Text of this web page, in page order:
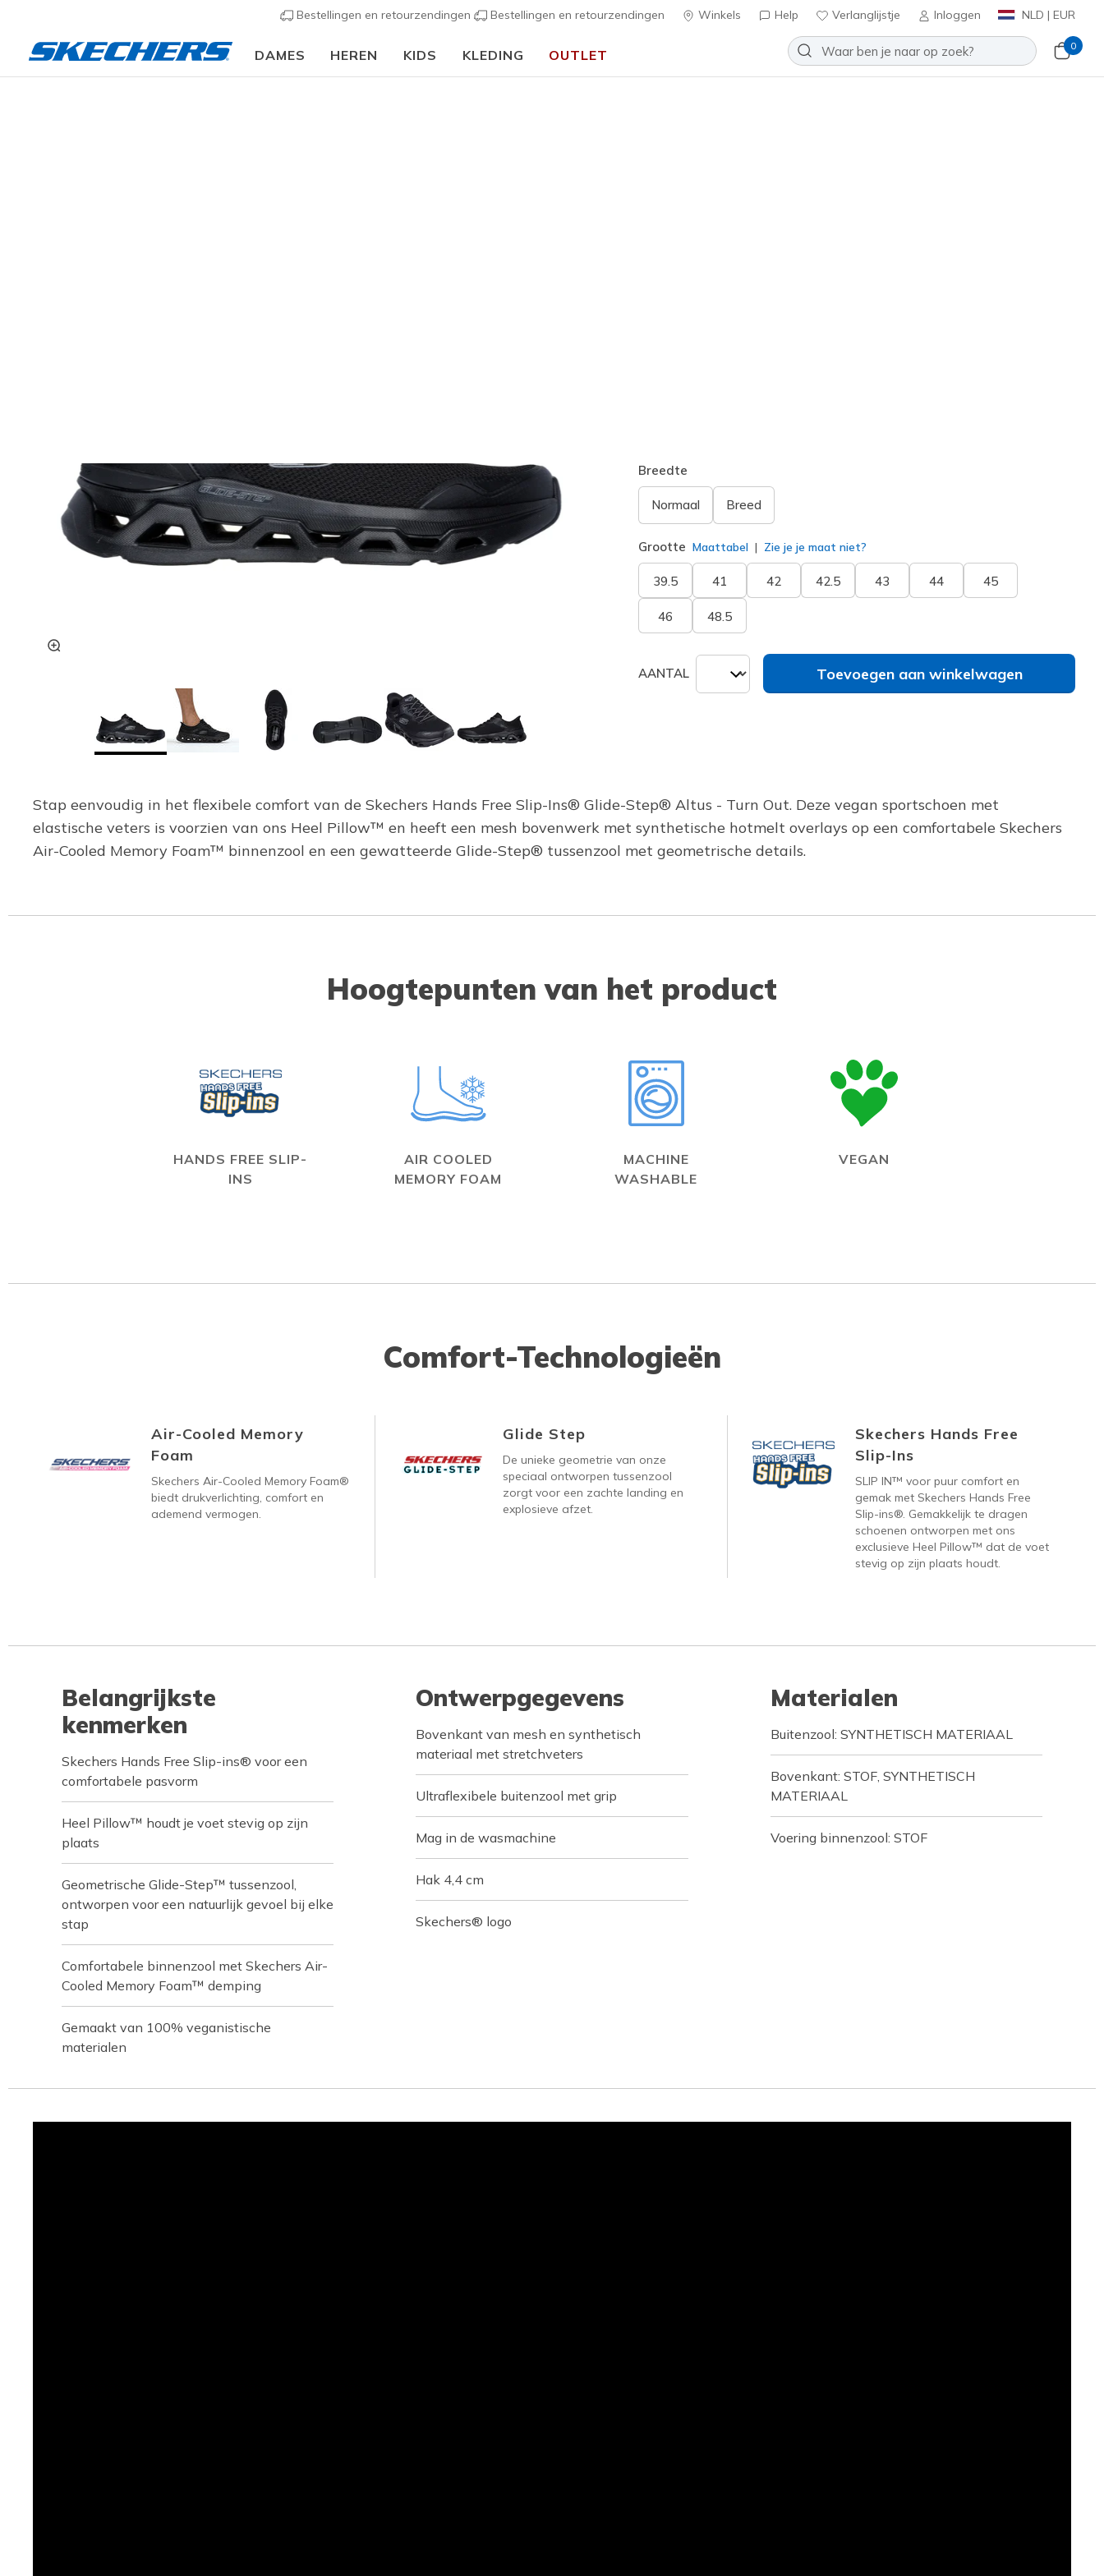
Bestellingen en retourzendingen Bestellingen en retourzendingen Winkels Help Verlanglijstje Inloggen NLD | EUR
DAMES HEREN KIDS KLEDING OUTLET
0
Breedte
Normaal Breed
Grootte Maattabel Zie je je maat niet?
39.5 41 42 42.5 43 44 45
46 48.5
AANTAL Toevoegen aan winkelwagen
Stap eenvoudig in het flexibele comfort van de Skechers Hands Free Slip-Ins® Glide-Step® Altus - Turn Out. Deze vegan sportschoen met
elastische veters is voorzien van ons Heel Pillow™ en heeft een mesh bovenwerk met synthetische hotmelt overlays op een comfortabele Skechers
Air-Cooled Memory Foam™ binnenzool en een gewatteerde Glide-Step® tussenzool met geometrische details.
Hoogtepunten van het product
HANDS FREE SLIP-
INS
AIR COOLED
MEMORY FOAM
MACHINE
WASHABLE
VEGAN
Comfort-Technologieën
Air-Cooled Memory
Foam
Skechers Air-Cooled Memory Foam®
biedt drukverlichting, comfort en
ademend vermogen.
Glide Step
De unieke geometrie van onze
speciaal ontworpen tussenzool
zorgt voor een zachte landing en
explosieve afzet.
Skechers Hands Free
Slip-Ins
SLIP IN™ voor puur comfort en
gemak met Skechers Hands Free
Slip-ins®. Gemakkelijk te dragen
schoenen ontworpen met ons
exclusieve Heel Pillow™ dat de voet
stevig op zijn plaats houdt.
Belangrijkste
kenmerken
Skechers Hands Free Slip-ins® voor een
comfortabele pasvorm
Heel Pillow™ houdt je voet stevig op zijn
plaats
Geometrische Glide-Step™ tussenzool,
ontworpen voor een natuurlijk gevoel bij elke
stap
Comfortabele binnenzool met Skechers Air-
Cooled Memory Foam™ demping
Gemaakt van 100% veganistische
materialen
Ontwerpgegevens
Bovenkant van mesh en synthetisch
materiaal met stretchveters
Ultraflexibele buitenzool met grip
Mag in de wasmachine
Hak 4,4 cm
Skechers® logo
Materialen
Buitenzool: SYNTHETISCH MATERIAAL
Bovenkant: STOF, SYNTHETISCH
MATERIAAL
Voering binnenzool: STOF